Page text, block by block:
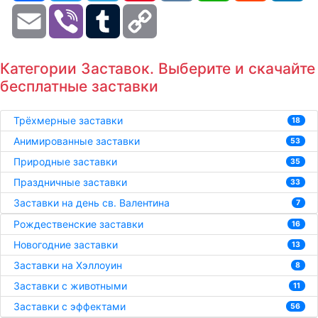
Email Viber Tumblr
Категории Заставок. Выберите и скачайте
бесплатные заставки
Трёхмерные заставки 18
Анимированные заставки 53
Природные заставки 35
Праздничные заставки 33
Заставки на день св. Валентина 7
Рождественские заставки 16
Новогодние заставки 13
Заставки на Хэллоуин 8
Заставки с животными 11
Заставки с эффектами 56